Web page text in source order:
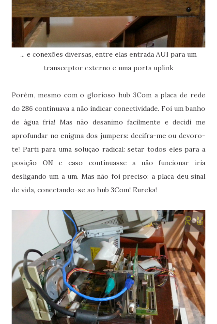
... e conexões diversas, entre elas entrada AUI para um
transceptor externo e uma porta uplink
Porém, mesmo com o glorioso hub 3Com a placa de rede
do 286 continuava a não indicar conectividade. Foi um banho
de água fria! Mas não desanimo facilmente e decidi me
aprofundar no enigma dos jumpers: decifra-me ou devoro-
te! Parti para uma solução radical: setar todos eles para a
posição ON e caso continuasse a não funcionar iria
desligando um a um. Mas não foi preciso: a placa deu sinal
de vida, conectando-se ao hub 3Com! Eureka!